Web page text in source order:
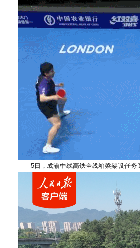
5日，成渝中线高铁全线箱梁架设任务